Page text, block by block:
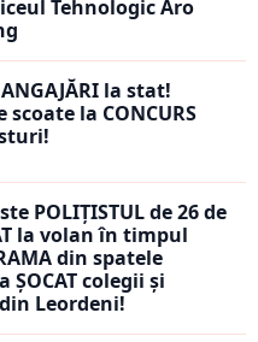
Tehnologic Aro
la stat!
la CONCURS
POLIȚISTUL de 26 de
la volan în timpul
din spatele
ȘOCAT colegii și
Leordeni!